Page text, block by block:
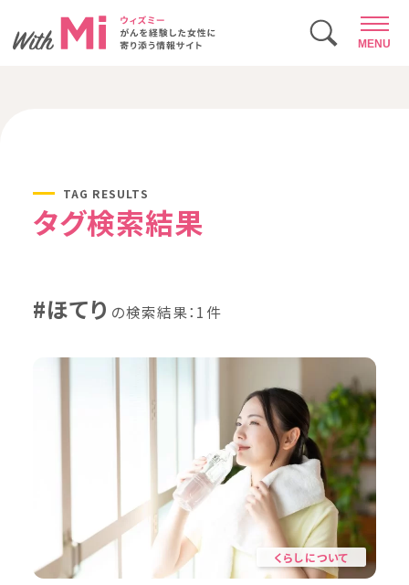
MENU
TAG RESULTS
タグ検索結果
#ほてり の検索結果：1件
くらしについて